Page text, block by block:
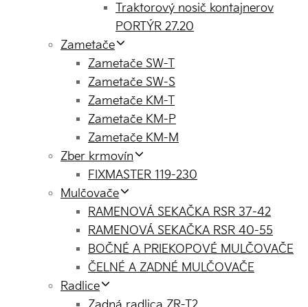
Traktorový nosič kontajnerov
PORTÝR 27.20
Zametače
Zametače SW-T
Zametače SW-S
Zametače KM-T
Zametače KM-P
Zametače KM-M
Zber krmovín
FIXMASTER 119-230
Mulčovače
RAMENOVÁ SEKAČKA RSR 37-42
RAMENOVÁ SEKAČKA RSR 40-55
BOČNÉ A PRIEKOPOVÉ MULČOVAČE
ČELNÉ A ZADNÉ MULČOVAČE
Radlice